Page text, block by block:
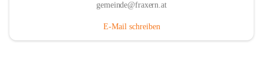
gemeinde@fraxern.at
E-Mail schreiben